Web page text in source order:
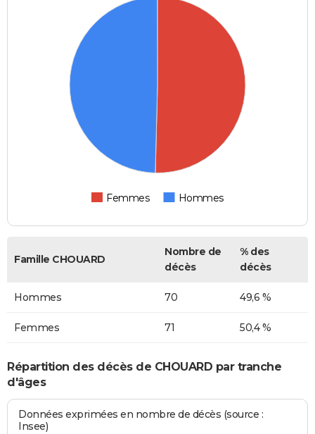
Femmes Hommes
Famille CHOUARD
Nombre de
décès
% des
décès
Hommes 70 49,6 %
Femmes 71 50,4 %
Répartition des décès de CHOUARD par tranche
d'âges
Données exprimées en nombre de décès (source :
Insee)